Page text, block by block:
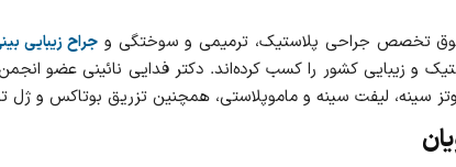
تخصص جراحی پلاستیک، ترمیمی و سوختگی وجراح زیبایی
سینه، لیفت سینه و ماموپلاستی، همچنین تزریق بوتاکس و